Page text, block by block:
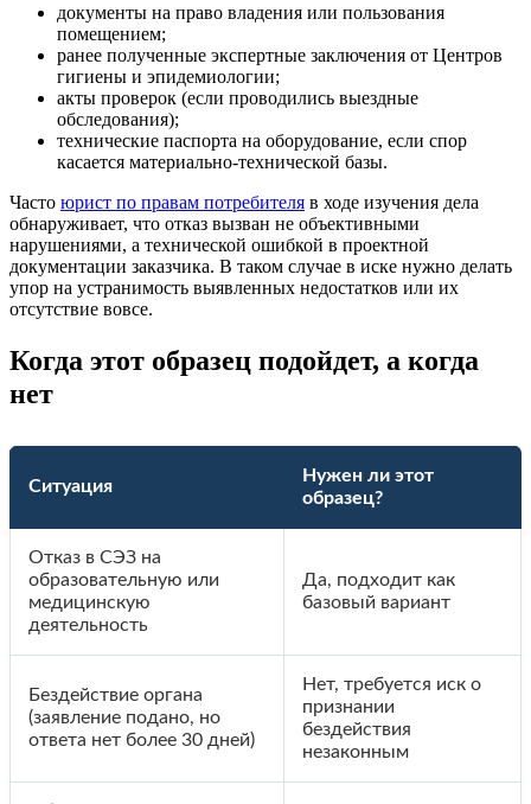
документы на право владения или пользования
помещением;
ранее полученные экспертные заключения от Центров
гигиены и эпидемиологии;
акты проверок (если проводились выездные
обследования);
технические паспорта на оборудование, если спор
касается материально-технической базы.
Часто юрист по правам потребителя в ходе изучения дела
обнаруживает, что отказ вызван не объективными
нарушениями, а технической ошибкой в проектной
документации заказчика. В таком случае в иске нужно делать
упор на устранимость выявленных недостатков или их
отсутствие вовсе.
Когда этот образец подойдет, а когда
нет
Ситуация
Нужен ли этот
образец?
Отказ в СЭЗ на
образовательную или
медицинскую
деятельность
Да, подходит как
базовый вариант
Бездействие органа
(заявление подано, но
ответа нет более 30 дней)
Нет, требуется иск о
признании
бездействия
незаконным